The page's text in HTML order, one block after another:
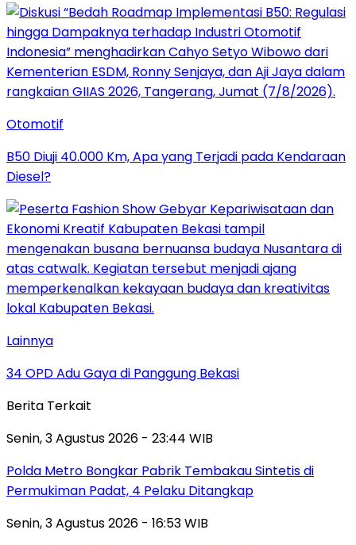
Otomotif
B50 Diuji 40.000 Km, Apa yang Terjadi pada Kendaraan
Diesel?
Lainnya
34 OPD Adu Gaya di Panggung Bekasi
Berita Terkait
Senin, 3 Agustus 2026 - 23:44 WIB
Polda Metro Bongkar Pabrik Tembakau Sintetis di
Permukiman Padat, 4 Pelaku Ditangkap
Senin, 3 Agustus 2026 - 16:53 WIB